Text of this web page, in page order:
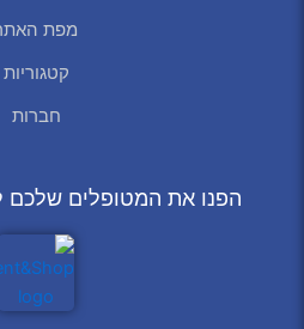
מפת
קטגוריות
חברות
הפנו את המטופלים שלכם